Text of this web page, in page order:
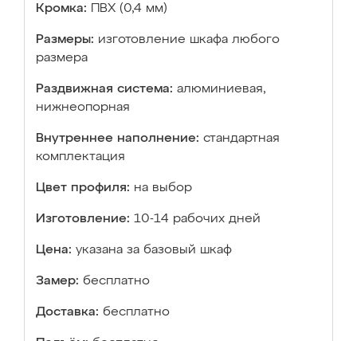
Кромка: ПВХ (0,4 мм)
Размеры: изготовление шкафа любого
размера
Раздвижная система: алюминиевая,
нижнеопорная
Внутреннее наполнение: стандартная
комплектация
Цвет профиля: на выбор
Изготовление: 10-14 рабочих дней
Цена: указана за базовый шкаф
Замер: бесплатно
Доставка: бесплатно